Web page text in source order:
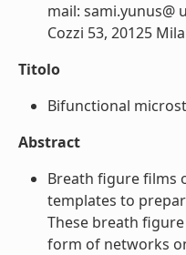
mail: sami.yunus@
Cozzi 53, 20125
Titolo
Bifunctional
Abstract
Breath figure films
templates to
These breath
form of networks